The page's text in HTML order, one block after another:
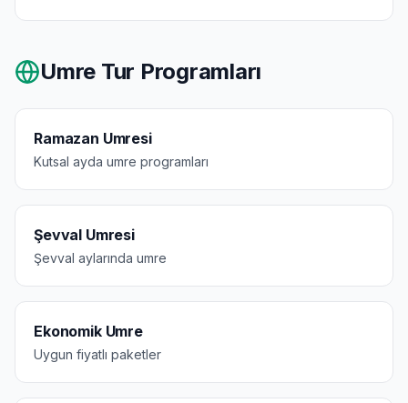
Umre Tur Programları
Ramazan Umresi
Kutsal ayda umre programları
Şevval Umresi
Şevval aylarında umre
Ekonomik Umre
Uygun fiyatlı paketler